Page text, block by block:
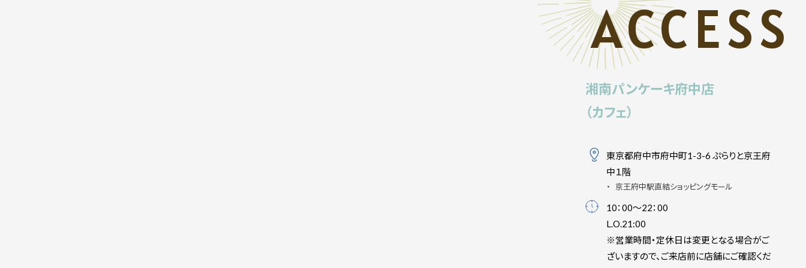
ACCESS
湘南パンケーキ府中店
（カフェ）
東京都府中市府中町1-3-6 ぷらりと京王府
中１階
京王府中駅直結ショッピングモール
10：00～22：00
L.O.21:00
※営業時間・定休日は変更となる場合がご
ざいますので、ご来店前に店舗にご確認くだ